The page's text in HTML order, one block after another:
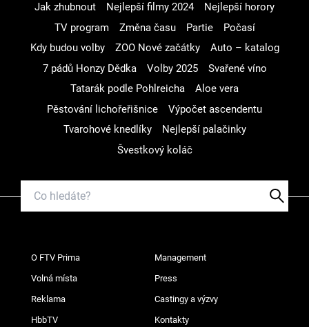
Jak zhubnout Nejlepší filmy 2024
Nejlepší horory
TV program
Změna času Partie
Počasí
Kdy budou volby
ZOO Nové začátky
Auto – katalog
7 pádů Honzy Dědka
Volby 2025
Svařené víno
Tatarák podle Pohlreicha
Aloe vera
Pěstování lichořeřišnice
Výpočet ascendentu
Tvarohové knedlíky
Nejlepší palačinky
Švestkový koláč
O FTV Prima Management
Volná místa Press
Reklama Castingy a výzvy
HbbTV Kontakty